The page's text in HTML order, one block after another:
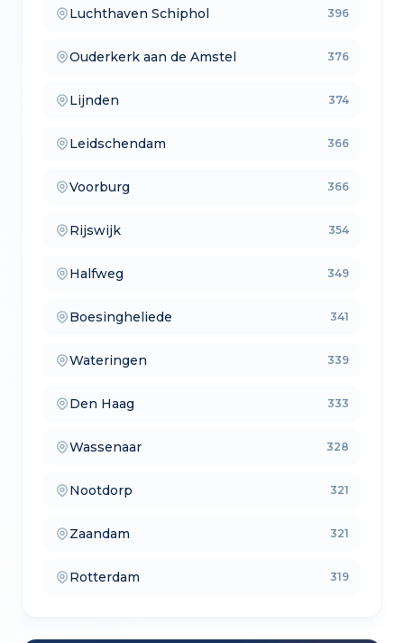
Luchthaven Schiphol
— aankoopmakelaars 396
Ouderkerk aan de Amstel
— lokale makelaars 376
Lijnden
— makelaars vergelijken 374
Leidschendam
— verkoopmakelaars 366
Voorburg
— aankoopmakelaars 366
Rijswijk
— lokale makelaars 354
Halfweg
— makelaars vergelijken 349
Boesingheliede
— verkoopmakelaars 341
Wateringen
— aankoopmakelaars 339
Den Haag
— lokale makelaars 333
Wassenaar
— makelaars vergelijken 328
Nootdorp
— verkoopmakelaars 321
Zaandam
— aankoopmakelaars 321
Rotterdam
— lokale makelaars 319